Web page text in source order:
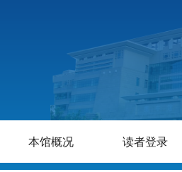
本馆概况 读者登录